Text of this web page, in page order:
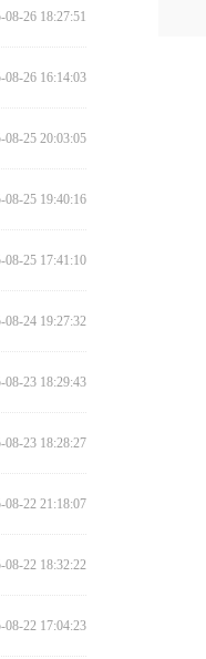
08-26 18:27:51
08-26 16:14:03
08-25 20:03:05
08-25 19:40:16
08-25 17:41:10
08-24 19:27:32
08-23 18:29:43
08-23 18:28:27
08-22 21:18:07
08-22 18:32:22
08-22 17:04:23